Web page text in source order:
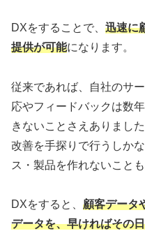
DXをすることで、 迅速に
提供が可能になります。
従来であれば、自社のサ
応やフィードバックは数
きないことさえありまし
改善を手探りで行うしか
ス・製品を作れないことも
DXをすると、 顧客データ
データを、早ければその